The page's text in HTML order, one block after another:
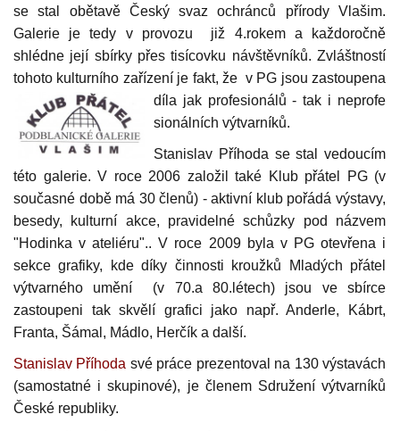
se stal obětavě Český svaz ochránců přírody Vlašim.
Galerie je tedy v provozu již 4.rokem a každoročně
shlédne její sbírky přes tisícovku návštěvníků. Zvláštností
tohoto kulturního zařízení je fakt, že v PG jsou zastoupena
díla jak profesionálů - tak i neprofe
sionálních výtvarníků.
Stanislav Příhoda se stal vedoucím
této galerie. V roce 2006 založil také Klub přátel PG (v
současné době má 30 členů) - aktivní klub pořádá výstavy,
besedy, kulturní akce, pravidelné schůzky pod názvem
"Hodinka v ateliéru".. V roce 2009 byla v PG otevřena i
sekce grafiky, kde díky činnosti kroužků Mladých přátel
výtvarného umění (v 70.a 80.létech) jsou ve sbírce
zastoupeni tak skvělí grafici jako např. Anderle, Kábrt,
Franta, Šámal, Mádlo, Herčík a další.
Stanislav Příhoda své práce prezentoval na 130 výstavách
(samostatné i skupinové), je členem Sdružení výtvarníků
České republiky.